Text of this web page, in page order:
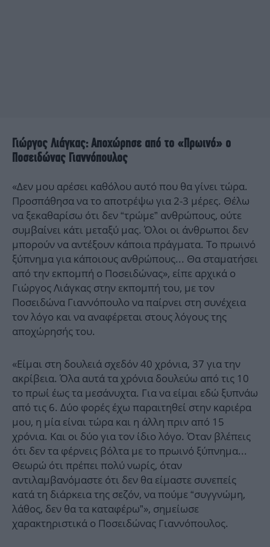
Γιώργος Λιάγκας: Αποχώρησε από το «Πρωινό» ο
Ποσειδώνας Γιαννόπουλος
«Δεν μου αρέσει καθόλου αυτό που θα γίνει τώρα.
Προσπάθησα να το αποτρέψω για 2-3 μέρες. Θέλω
να ξεκαθαρίσω ότι δεν “τρώμε” ανθρώπους, ούτε
συμβαίνει κάτι μεταξύ μας. Όλοι οι άνθρωποι δεν
μπορούν να αντέξουν κάποια πράγματα. Το πρωινό
ξύπνημα για κάποιους ανθρώπους... Θα σταματήσει
από την εκπομπή ο Ποσειδώνας», είπε αρχικά ο
Γιώργος Λιάγκας στην εκπομπή του, με τον
Ποσειδώνα Γιαννόπουλο να παίρνει στη συνέχεια
τον λόγο και να αναφέρεται στους λόγους της
αποχώρησής του.
«Είμαι στη δουλειά σχεδόν 40 χρόνια, 37 για την
ακρίβεια. Όλα αυτά τα χρόνια δουλεύω από τις 10
το πρωί έως τα μεσάνυχτα. Για να είμαι εδώ ξυπνάω
από τις 6. Δύο φορές έχω παραιτηθεί στην καριέρα
μου, η μία είναι τώρα και η άλλη πριν από 15
χρόνια. Και οι δύο για τον ίδιο λόγο. Όταν βλέπεις
ότι δεν τα φέρνεις βόλτα με το πρωινό ξύπνημα...
Θεωρώ ότι πρέπει πολύ νωρίς, όταν
αντιλαμβανόμαστε ότι δεν θα είμαστε συνεπείς
κατά τη διάρκεια της σεζόν, να πούμε “συγγνώμη,
λάθος, δεν θα τα καταφέρω”», σημείωσε
χαρακτηριστικά ο Ποσειδώνας Γιαννόπουλος.